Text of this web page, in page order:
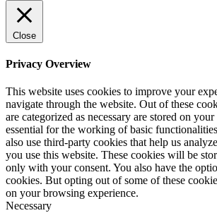
Close
Privacy Overview
This website uses cookies to improve your
navigate through the website. Out of these
are categorized as necessary are stored on
essential for the working of basic
also use third-party cookies that help us
you use this website. These cookies will be
only with your consent. You also have the
cookies. But opting out of some of these
on your browsing experience.
Necessary